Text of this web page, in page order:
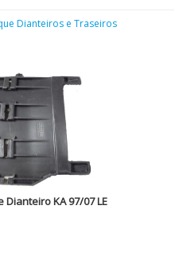
Dianteiros e Traseiros
KA 97/07 LE